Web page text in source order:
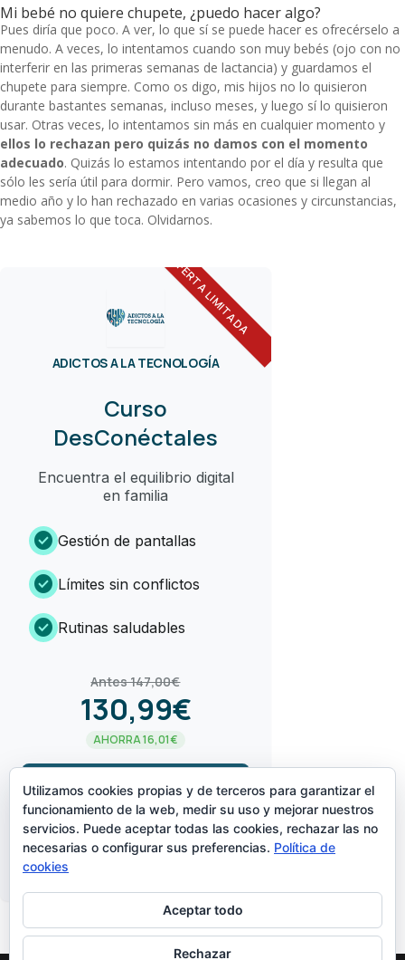
Mi bebé no quiere chupete, ¿puedo hacer algo?
Pues diría que poco. A ver, lo que sí se puede hacer es ofrecérselo a
menudo. A veces, lo intentamos cuando son muy bebés (ojo con no
interferir en las primeras semanas de lactancia) y guardamos el
chupete para siempre. Como os digo, mis hijos no lo quisieron
durante bastantes semanas, incluso meses, y luego sí lo quisieron
usar. Otras veces, lo intentamos sin más en cualquier momento y
ellos lo rechazan pero quizás no damos con el momento
adecuado. Quizás lo estamos intentando por el día y resulta que
sólo les sería útil para dormir. Pero vamos, creo que si llegan al
medio año y lo han rechazado en varias ocasiones y circunstancias,
ya sabemos lo que toca. Olvidarnos.
OFERTA LIMITADA
ADICTOS A LA TECNOLOGÍA
Curso
DesConéctales
Encuentra el equilibrio digital
en familia
check_circle Gestión de pantallas
check_circle Límites sin conflictos
check_circle Rutinas saludables
Antes 147,00€
130,99€
AHORRA 16,01€
¡LO QUIERO!arrow_forward
CREADO POR
Utilizamos cookies propias y de terceros para garantizar el
funcionamiento de la web, medir su uso y mejorar nuestros
servicios. Puede aceptar todas las cookies, rechazar las no
necesarias o configurar sus preferencias. Política de
cookies
Aceptar todo
Rechazar